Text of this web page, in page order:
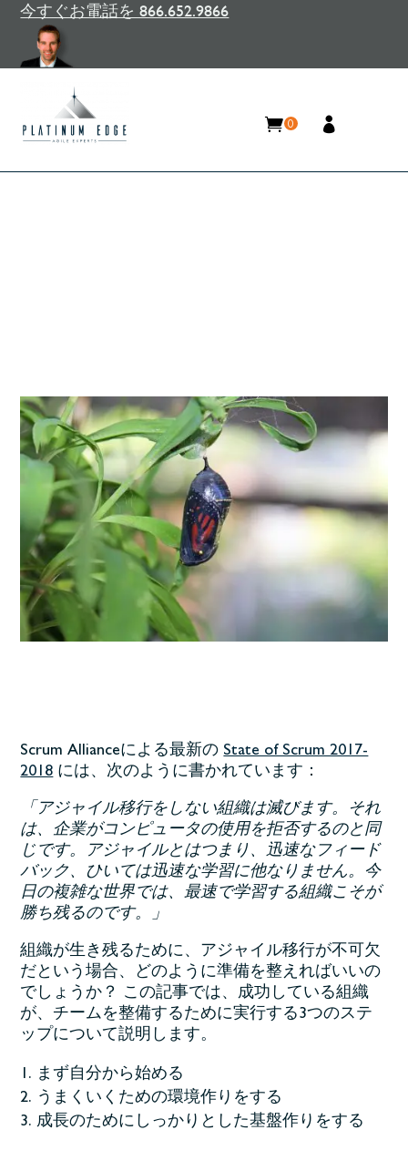
今すぐお電話を 866.652.9866
0
Scrum Allianceによる最新のState of Scrum 2017-
2018には、次のように書かれています：
「アジャイル移行をしない組織は滅びます。それ
は、企業がコンピュータの使用を拒否するのと同
じです。アジャイルとはつまり、迅速なフィード
バック、ひいては迅速な学習に他なりません。今
日の複雑な世界では、最速で学習する組織こそが
勝ち残るのです。」
組織が生き残るために、アジャイル移行が不可欠
だという場合、どのように準備を整えればいいの
でしょうか？ この記事では、成功している組織
が、チームを整備するために実行する3つのステ
ップについて説明します。
まず自分から始める
うまくいくための環境作りをする
成長のためにしっかりとした基盤作りをする